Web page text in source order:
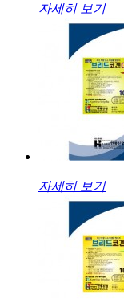
자세히 보기
자세히 보기